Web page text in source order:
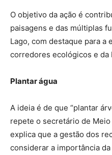
O objetivo da ação é
paisagens e das múltiplas
Lago, com destaque para a
corredores ecológicos e da
Plantar água
A ideia é de que “plantar
repete o secretário de
explica que a gestão dos
considerar a importância